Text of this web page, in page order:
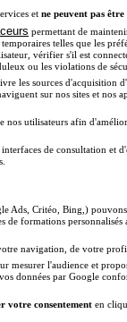
et ne peuvent pas être
permettant de
telles que les
vérifier s'il est
ou les violations de
les sources d'acquisition
sur nos sites et nos
nos utilisateurs afin
de consultation et
Ads, Critéo, Bing,)
formations
navigation, de votre
mesurer l'audience et
données par Google
votre consentement en